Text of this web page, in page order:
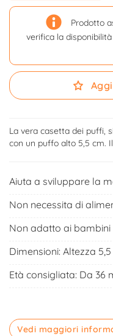
Prodotto
verifica la
La vera casetta dei puffi,
con un puffo alto 5,5 cm.
Aiuta a sviluppare la
Non necessita di
Non adatto ai bambini
Dimensioni: Altezza 5,5
Età consigliata: Da 36
Vedi maggiori